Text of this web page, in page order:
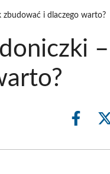
zbudować i dlaczego warto?
Share